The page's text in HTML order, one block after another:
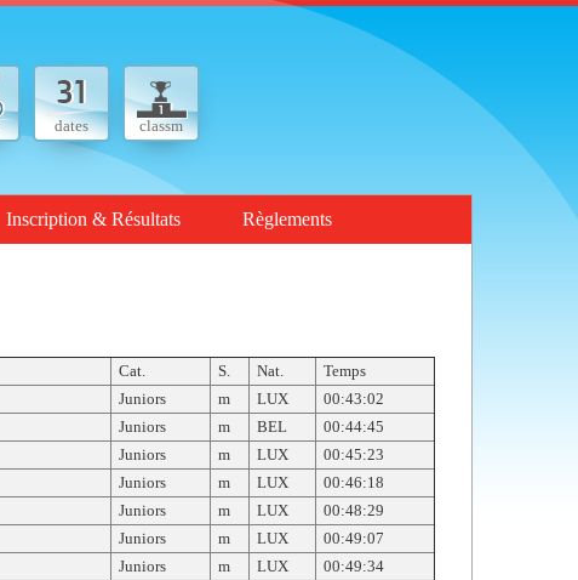
dates classm
Inscription & Résultats Règlements
Cat. S. Nat.
Temps
Juniors m LUX
00:43:02
Juniors m BEL
00:44:45
Juniors m LUX
00:45:23
Juniors m LUX
00:46:18
Juniors m LUX
00:48:29
Juniors m LUX
00:49:07
Juniors m LUX
00:49:34